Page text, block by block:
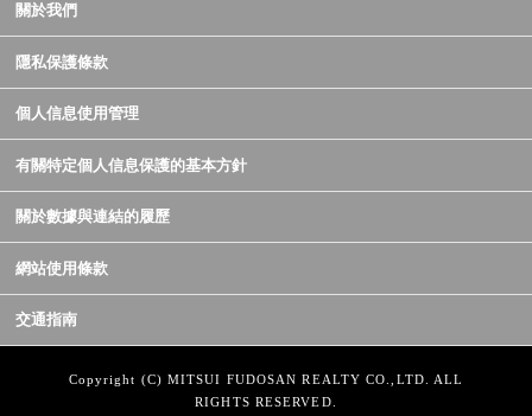
關於我們
隱私保護條款
個人信息使用管理
有關特定個人信息保護的基本方針
關於數據與連結的履歷
網站使用條款
交通指南
Copyright (C) MITSUI FUDOSAN REALTY CO.,LTD. ALL
RIGHTS RESERVED.